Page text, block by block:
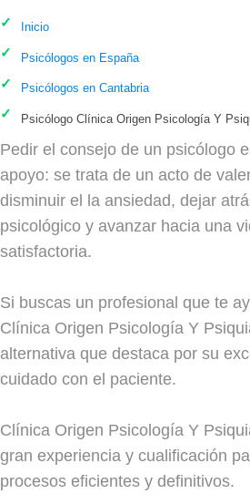
Inicio
Psicólogos en España
Psicólogos en Cantabria
Psicólogo Clínica Origen Psicología Y
Pedir el consejo de un psicólogo
apoyo: se trata de un acto de
disminuir el la ansiedad, dejar
psicológico y avanzar hacia una
satisfactoria.
Si buscas un profesional que te
Clínica Origen Psicología Y
alternativa que destaca por su
cuidado con el paciente.
Clínica Origen Psicología Y
gran experiencia y cualificación
procesos eficientes y definitivos.